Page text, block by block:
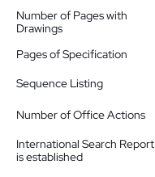
Number of Pages with
Drawings
Pages of Specification
Sequence Listing
Number of Office Actions
International Search Report
is established